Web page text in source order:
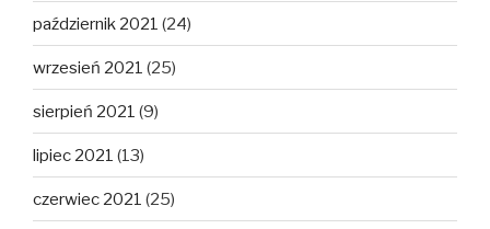
październik 2021 (24)
wrzesień 2021 (25)
sierpień 2021 (9)
lipiec 2021 (13)
czerwiec 2021 (25)